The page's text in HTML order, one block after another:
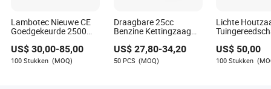
Lambotec Nieuwe CE
Goedgekeurde 2500
Top-Handgreep
Arborist Kettingzaag
US$30,00-85,00
100 Stukken (MOQ)
Draagbare 25cc
Benzine Kettingzaag
met 12"Bar
US$ 27,80-34,20
50 PCS (MOQ)
Lichte
2500
US$ 50,00
100 Stukken